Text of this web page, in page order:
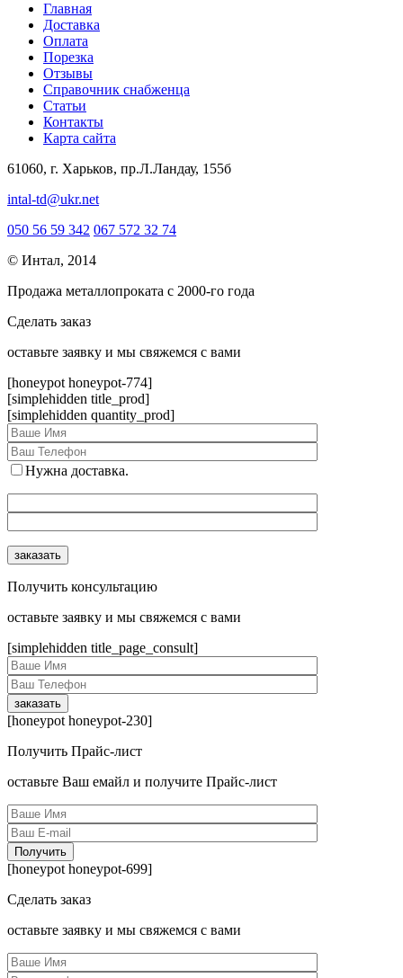
Главная
Доставка
Оплата
Порезка
Отзывы
Справочник снабженца
Статьи
Контакты
Карта сайта
61060, г. Харьков, пр.Л.Ландау, 155б
intal-td@ukr.net
050 56 59 342 067 572 32 74
© Интал, 2014
Продажа металлопроката с 2000-го года
Сделать заказ
оcтавьте заявку и мы свяжемся с вами
[honeypot honeypot-774]
[simplehidden title_prod]
[simplehidden quantity_prod]
Нужна доставка.
Получить консультацию
оcтавьте заявку и мы свяжемся с вами
[simplehidden title_page_consult]
[honeypot honeypot-230]
Получить Прайс-лист
оcтавьте Ваш емайл и получите Прайс-лист
[honeypot honeypot-699]
Сделать заказ
оcтавьте заявку и мы свяжемся с вами